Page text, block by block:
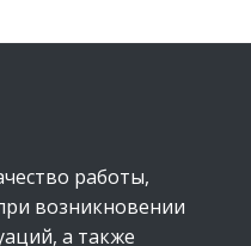
работы,
возникновении
а также